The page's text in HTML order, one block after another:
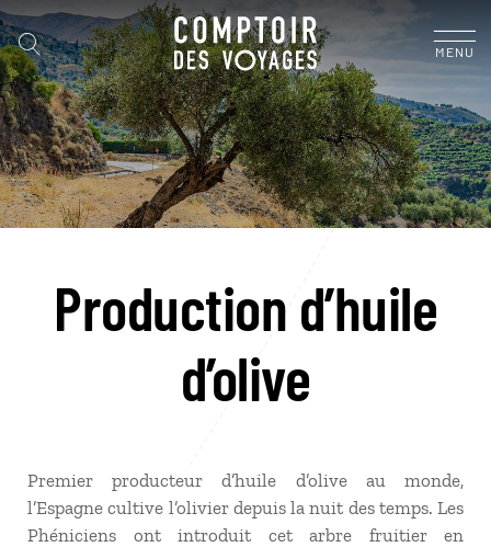
MENU
Production d’huile
d’olive
Premier producteur d’huile d’olive au monde,
l’Espagne cultive l’olivier depuis la nuit des temps. Les
Phéniciens ont introduit cet arbre fruitier en